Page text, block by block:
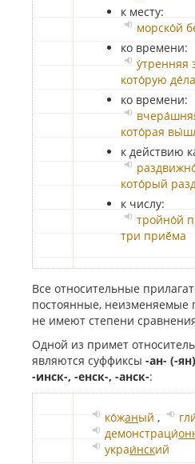
к месту:
морско́й
ко времени:
у́тренняя
кото́рую
ко времени:
кото́рая
к действию
кото́рый
к числу:
тройно́й
три приё́ма
Все относительные
постоянные, неизменяемые
не имеют степени
Одной из примет
являются суффиксы -ан- (-
-инск-, -енск-, -анск-:
ко́жаный ,
демонстраци́
украи́нский